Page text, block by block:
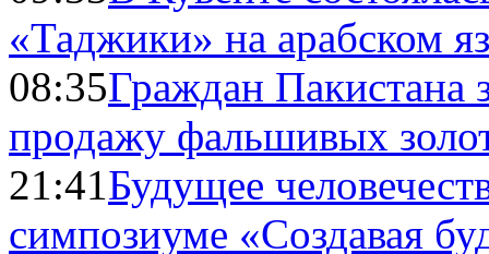
«Таджики» на арабском
08:35Граждан Пакистана
продажу фальшивых
21:41Будущее
симпозиуме «Создавая